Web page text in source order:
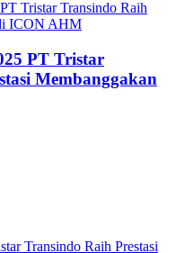
PT Tristar
Membanggakan